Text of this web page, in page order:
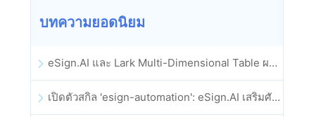
บทความยอดนิยม
eSign.AI และ Lark Multi-Dimensional Table ผสานรวมกันอย่างเป็นทางการ: การลงนามและการเก็บถาวรสัญญาอิเล็กทรอนิกส์แบบอัตโนมัติเต็มรูปแบบ
เปิดตัวสกิล 'esign-automation': eSign.AI เสริมศักยภาพให้ OpenClaw ด้วยลายเซ็นอิเล็กทรอนิกส์อัตโนมัติ